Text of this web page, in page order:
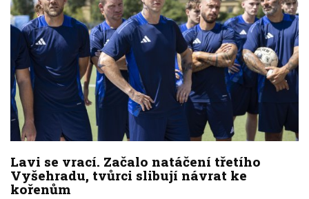
Lavi se vrací. Začalo natáčení třetího
Vyšehradu, tvůrci slibují návrat ke
kořenům